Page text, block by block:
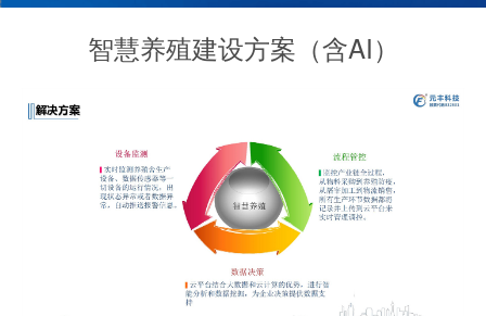
智慧养殖建设方案（含AI）